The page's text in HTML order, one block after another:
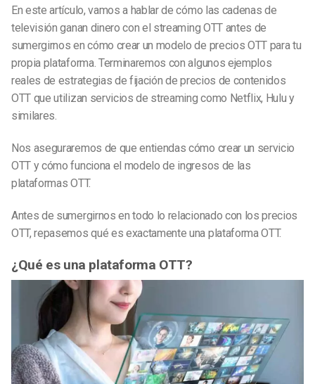
En este artículo, vamos a hablar de cómo las cadenas de
televisión ganan dinero con el streaming OTT antes de
sumergirnos en cómo crear un modelo de precios OTT para tu
propia plataforma. Terminaremos con algunos ejemplos
reales de estrategias de fijación de precios de contenidos
OTT que utilizan servicios de streaming como Netflix, Hulu y
similares.
Nos aseguraremos de que entiendas cómo crear un servicio
OTT y cómo funciona el modelo de ingresos de las
plataformas OTT.
Antes de sumergirnos en todo lo relacionado con los precios
OTT, repasemos qué es exactamente una plataforma OTT.
¿Qué es una plataforma OTT?